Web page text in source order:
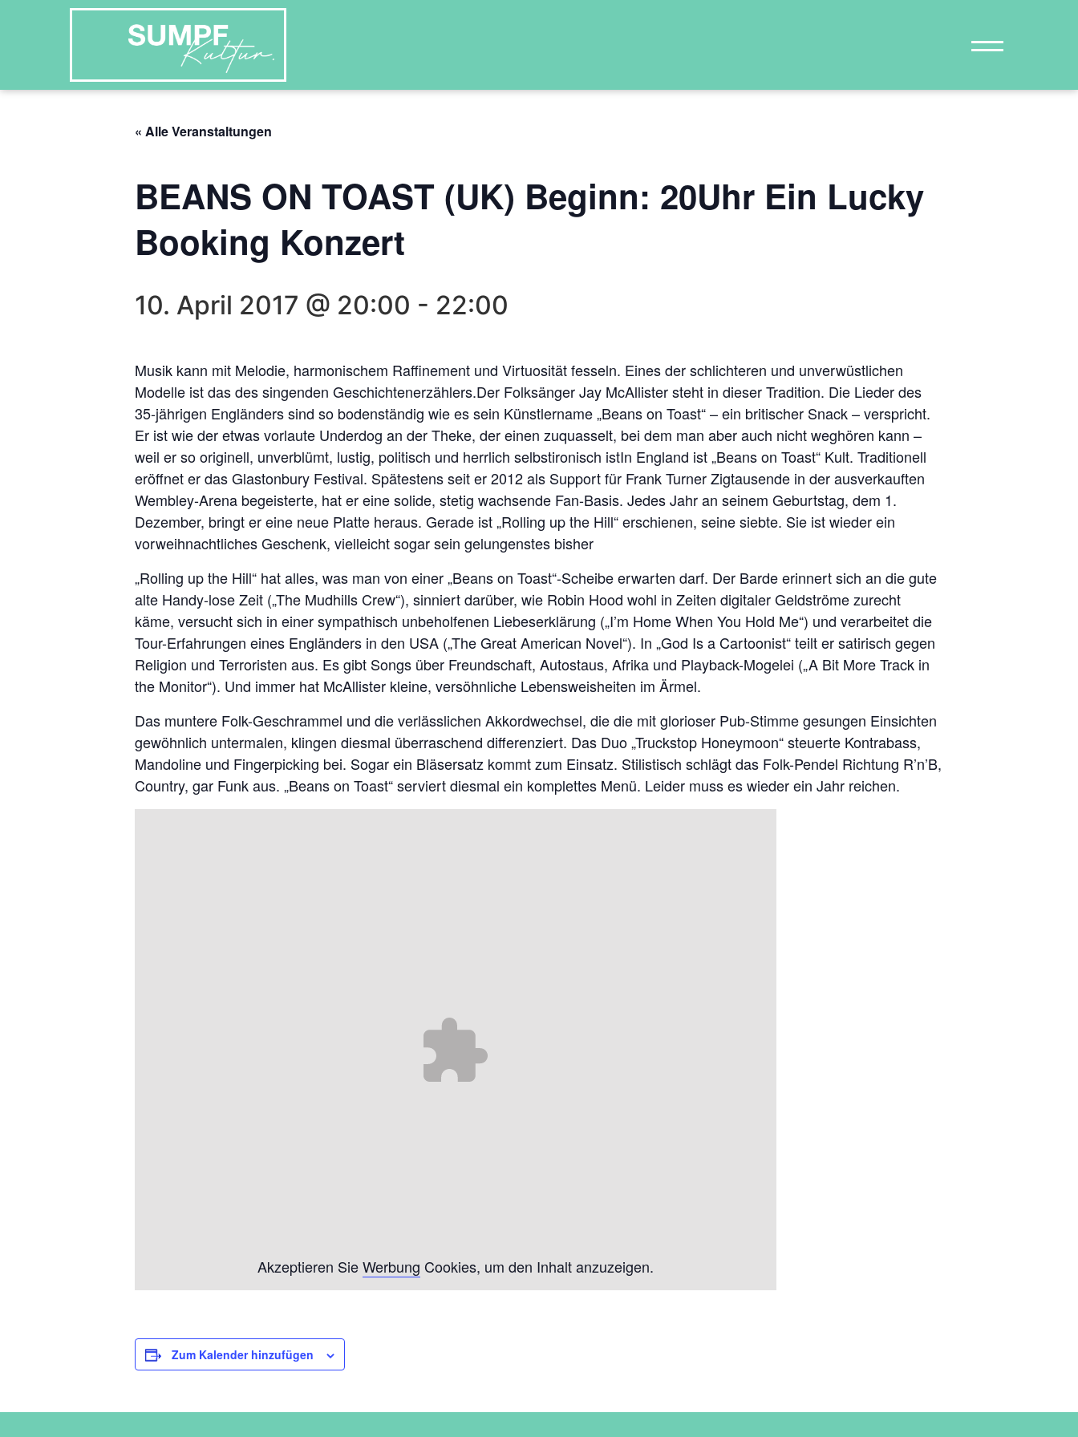
« Alle Veranstaltungen
BEANS ON TOAST (UK) Beginn: 20Uhr Ein Lucky
Booking Konzert
10. April 2017 @ 20:00 - 22:00
Musik kann mit Melodie, harmonischem Raffinement und Virtuosität fesseln. Eines der schlichteren und unverwüstlichen
Modelle ist das des singenden Geschichtenerzählers.Der Folksänger Jay McAllister steht in dieser Tradition. Die Lieder des
35-jährigen Engländers sind so bodenständig wie es sein Künstlername „Beans on Toast“ – ein britischer Snack – verspricht.
Er ist wie der etwas vorlaute Underdog an der Theke, der einen zuquasselt, bei dem man aber auch nicht weghören kann –
weil er so originell, unverblümt, lustig, politisch und herrlich selbstironisch istIn England ist „Beans on Toast“ Kult. Traditionell
eröffnet er das Glastonbury Festival. Spätestens seit er 2012 als Support für Frank Turner Zigtausende in der ausverkauften
Wembley-Arena begeisterte, hat er eine solide, stetig wachsende Fan-Basis. Jedes Jahr an seinem Geburtstag, dem 1.
Dezember, bringt er eine neue Platte heraus. Gerade ist „Rolling up the Hill“ erschienen, seine siebte. Sie ist wieder ein
vorweihnachtliches Geschenk, vielleicht sogar sein gelungenstes bisher
„Rolling up the Hill“ hat alles, was man von einer „Beans on Toast“-Scheibe erwarten darf. Der Barde erinnert sich an die gute
alte Handy-lose Zeit („The Mudhills Crew“), sinniert darüber, wie Robin Hood wohl in Zeiten digitaler Geldströme zurecht
käme, versucht sich in einer sympathisch unbeholfenen Liebeserklärung („I’m Home When You Hold Me“) und verarbeitet die
Tour-Erfahrungen eines Engländers in den USA („The Great American Novel“). In „God Is a Cartoonist“ teilt er satirisch gegen
Religion und Terroristen aus. Es gibt Songs über Freundschaft, Autostaus, Afrika und Playback-Mogelei („A Bit More Track in
the Monitor“). Und immer hat McAllister kleine, versöhnliche Lebensweisheiten im Ärmel.
Das muntere Folk-Geschrammel und die verlässlichen Akkordwechsel, die die mit glorioser Pub-Stimme gesungen Einsichten
gewöhnlich untermalen, klingen diesmal überraschend differenziert. Das Duo „Truckstop Honeymoon“ steuerte Kontrabass,
Mandoline und Fingerpicking bei. Sogar ein Bläsersatz kommt zum Einsatz. Stilistisch schlägt das Folk-Pendel Richtung R’n’B,
Country, gar Funk aus. „Beans on Toast“ serviert diesmal ein komplettes Menü. Leider muss es wieder ein Jahr reichen.
Akzeptieren SieWerbung Cookies, um den Inhalt anzuzeigen.
Zum Kalender hinzufügen